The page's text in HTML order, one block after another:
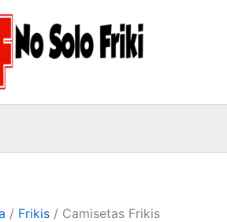
/ Frikis / Camisetas Frikis